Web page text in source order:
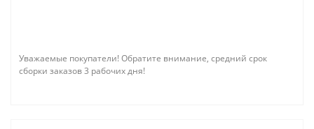
Уважаемые покупатели! Обратите внимание, средний срок
сборки заказов 3 рабочих дня!